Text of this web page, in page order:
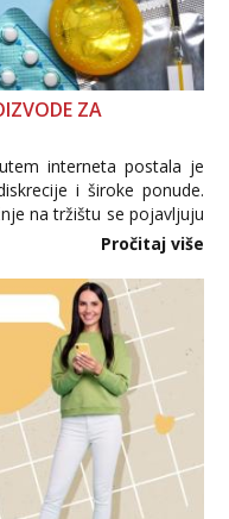
ZA
interneta postala je
i široke ponude.
na tržištu se pojavljuju
internetske
Pročitaj više